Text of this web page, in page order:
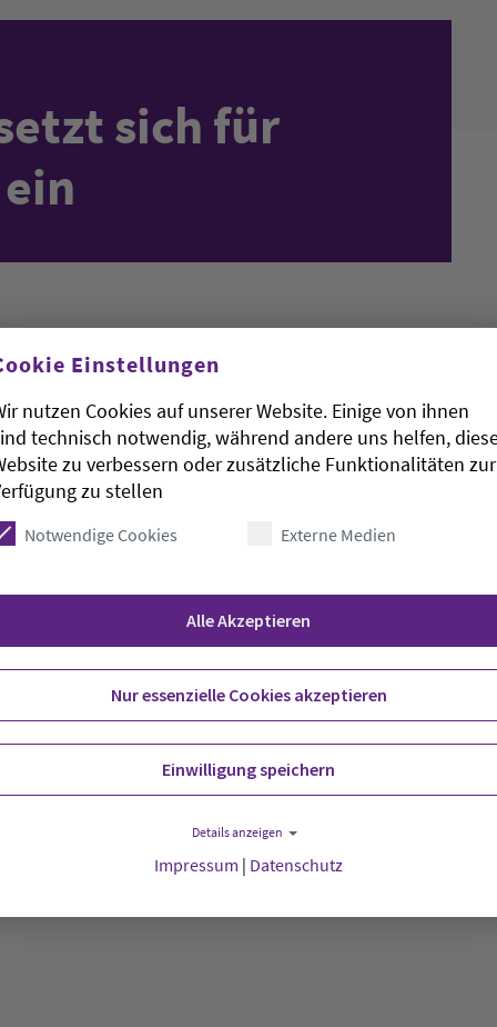
sich für
Sonntag hat sich der Evangelisch-
einen umfassenden Sonntagsschutz
der Konföderation Evangelischer
an. Angesichts der umfassenden
0 Uhr bis Sonnabend, 24 Uhr, so heißt es
Ausnahmetatbestände für eine
und generell dafür einzutreten, dass
gesellschaftliche Mehrwert einer
drohenden Verlustes des einzigen kollektiven
der biblischen Tradition gemäß einen
Demontage des arbeitsfreien Sonntags.
sich einmal in der Woche über einen
Einstellungen
nutzen Cookies auf unserer Website. Einige von ihnen
technisch notwendig, während andere uns helfen,
zu verbessern oder zusätzliche Funktionalitäten zur
zu stellen
Notwendige Cookies Externe Medien
Alle Akzeptieren
Nur essenzielle Cookies akzeptieren
Einwilligung speichern
Details anzeigen
Impressum | Datenschutz